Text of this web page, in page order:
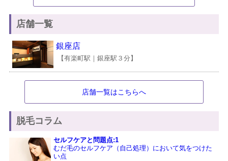
店舗一覧
銀座店
【有楽町駅｜銀座駅３分】
店舗一覧はこちらへ
脱毛コラム
セルフケアと問題点:1
むだ毛のセルフケア（自己処理）において気をつけた
い点